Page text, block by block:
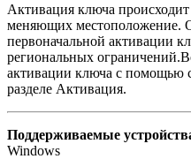
Активация ключа происходит
меняющих местоположение.
первоначальной активации
региональных
активации ключа с помощью
разделе Активация.
Поддерживаемые
Windows